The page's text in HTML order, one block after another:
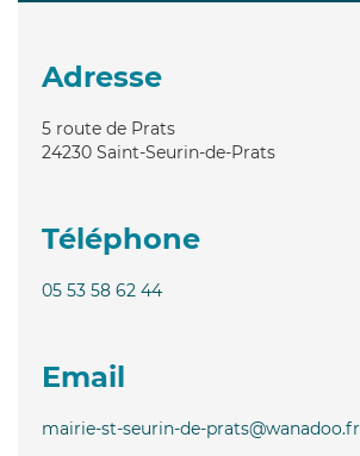
Adresse
5 route de Prats
24230 Saint-Seurin-de-Prats
Téléphone
05 53 58 62 44
Email
mairie-st-seurin-de-prats@wanadoo.fr